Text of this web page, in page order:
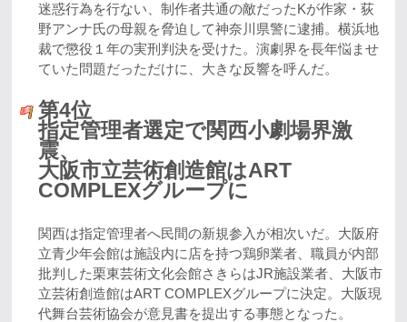
迷惑行為を行ない、制作者共通の敵だったKが作家・荻
野アンナ氏の母親を脅迫して神奈川県警に逮捕。横浜地
裁で懲役１年の実刑判決を受けた。演劇界を長年悩ませ
ていた問題だっただけに、大きな反響を呼んだ。
第4位
指定管理者選定で関西小劇場界激
震、
大阪市立芸術創造館はART
COMPLEXグループに
関西は指定管理者へ民間の新規参入が相次いだ。大阪府
立青少年会館は施設内に店を持つ鶏卵業者、職員が内部
批判した栗東芸術文化会館さきらはJR施設業者、大阪市
立芸術創造館はART COMPLEXグループに決定。大阪現
代舞台芸術協会が意見書を提出する事態となった。